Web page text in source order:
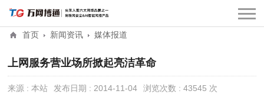
首页 新闻资讯 媒体报道
上网服务营业场所掀起亮洁革命
来源 : 本站 发布日期 : 2014-11-04 浏览次数 : 43545 次